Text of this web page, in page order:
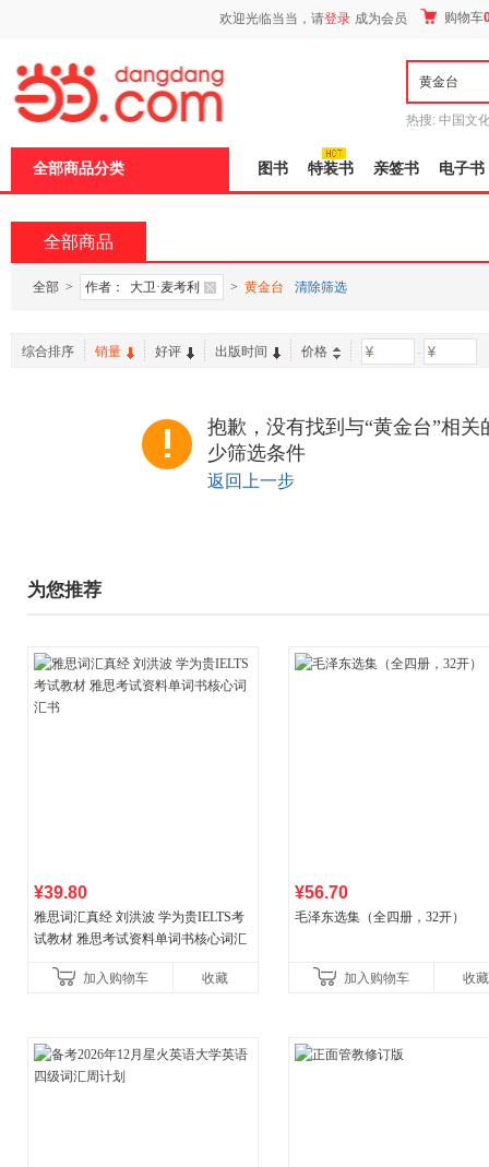
欢迎光临当当，请登录 成为会员 购物车
热搜: 中国文
全部商品分类 图书 特装书 亲签书 电子书
全部商品
全部 > 作者： 大卫·麦考利 > 黄金台 清除筛选
综合排序 销量 好评 出版时间 价格 -
抱歉，没有找到与“黄金台”相
少筛选条件
返回上一步
为您推荐
¥39.80
雅思词汇真经 刘洪波 学为贵IELTS考
试教材 雅思考试资料单词书核心词汇
加入购物车
收藏
¥56.70
毛泽东选集（全四册，32开）
加入购物车 收藏
页
加